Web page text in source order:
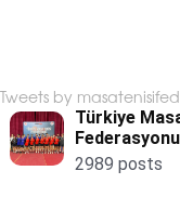
Tweets by masatenisifed